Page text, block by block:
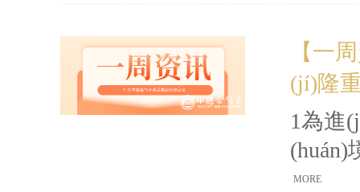
金勺
室、
(tái)智
港
【一
(jí)隆
1為進
(jīng)
MORE